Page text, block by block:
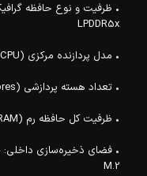
LPDDR5x
• مدل پردازنده مرکزی (CPU): پردازنده NVIDIA Grace
• تعداد هسته پردازشی (Cores): ۲۰ هسته فیزیکی
• ظرفیت کل حافظه رم (RAM): ۱۲۸ گیگابایت
M.2